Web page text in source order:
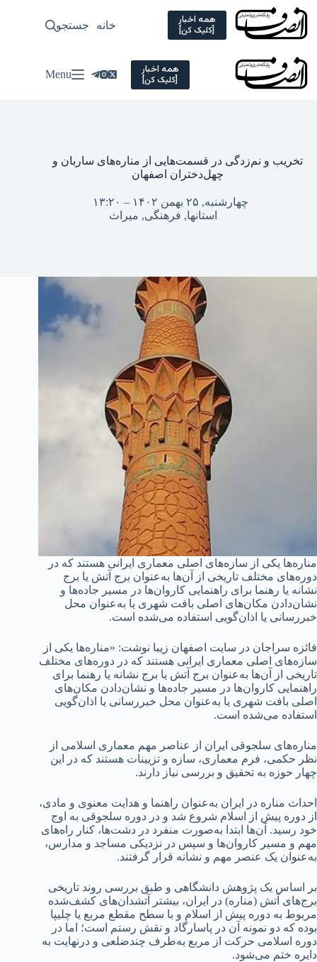
Skip
content
همه اخبار
[کلیک کن] خانه سیاسی
جستجو
همه اخبار
[کلیک کن] Menu
تخریب و نم‌زدگی در قسمت‌هایی از مناره‌های ساربان و
چهل‌دختران اصفهان
چهارشنبه, ۲۵ بهمن ۱۴۰۲ – ۱۳:۲۰
استانها, فرهنگی, میراث
مناره‌ها یکی از سازه‌های اصلی معماری ایرانی هستند که در
دوره‌های مختلف تاریخی از آن‌ها به‌عنوان برج آتش یا برج
نشانه یا رهنما برای راهنمایی کاروان‌ها در مسیر جاده‌ها و
نشان‌دادن مکان‌های اصلی بافت شهری یا به‌عنوان محل
خبررسانی یا اذان‌گویی استفاده می‌شده است.
فائزه سراجان در سایت اصفهان زیبا نوشت: «مناره‌ها یکی از
سازه‌های اصلی معماری ایرانی هستند که در دوره‌های مختلف
تاریخی از آن‌ها به‌عنوان برج آتش یا برج نشانه یا رهنما برای
راهنمایی کاروان‌ها در مسیر جاده‌ها و نشان‌دادن مکان‌های
اصلی بافت شهری یا به‌عنوان محل خبررسانی یا اذان‌گویی
استفاده می‌شده است.
مناره‌های سلجوقی ایران از عناصر مهم معماری اسلامی از
نظر حکمی، فرم معماری، سازه و تزیینات هستند که در این
چهار حوزه به تحقیق و بررسی نیاز دارند.
احداث مناره در ایران به‌عنوان راهنما و هدایت معنوی و مادی،
از دوره پیش از اسلام شروع شد و در دوره سلجوقی به اوج
خود رسید. آن‌ها ابتدا به‌صورت منفرد در دشت‌ها، کنار راه‌های
مهم و مسیر کاروان‌ها و سپس در نزدیکی مساجد و مدارس،
به‌عنوان یک عنصر مهم و نشانه قرار گرفتند.
بر اساس یک پژوهش دانشگاهی و طبق بررسی روند تاریخی
برج‌های آتش (مناره) در ایران، بیشتر آتشدان‌های کشف‌شده
مربوط به دوره پیش از اسلام و با سطح مقطع مربع یا چلیپا
بوده که دو نمونه آن در پاسارگاد و نقش رستم است؛ اما در
دوره اسلامی حرکت از مربع به‌طرف چندضلعی و درنهایت به
دایره ختم می‌شود.